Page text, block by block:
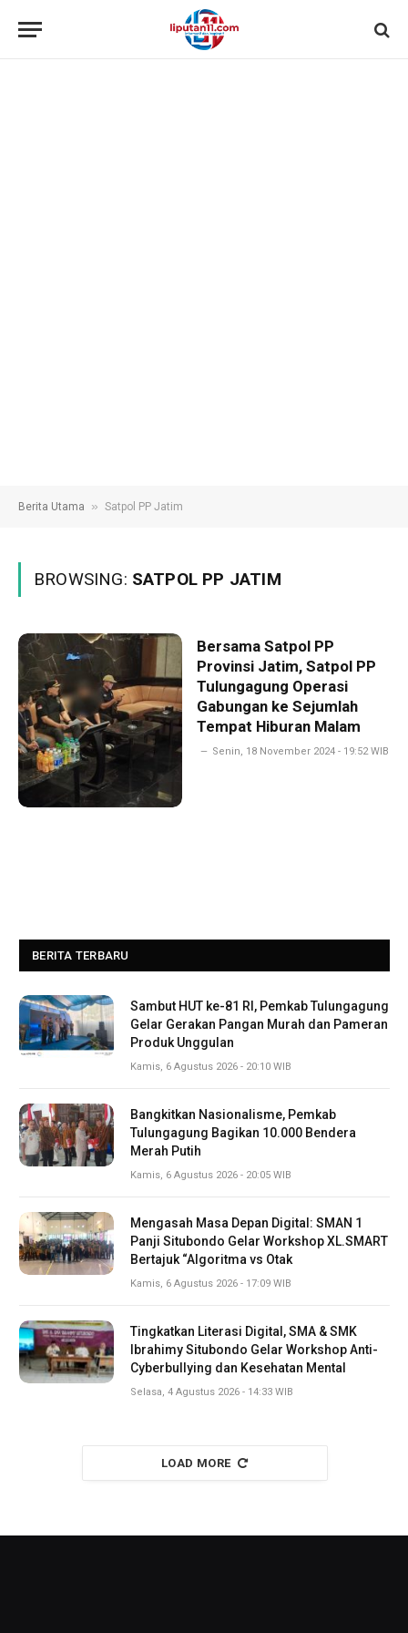
Berita Utama » Satpol PP Jatim
BROWSING: SATPOL PP JATIM
Bersama Satpol PP
Provinsi Jatim, Satpol PP
Tulungagung Operasi
Gabungan ke Sejumlah
Tempat Hiburan Malam
Senin, 18 November 2024 - 19:52 WIB
BERITA TERBARU
Sambut HUT ke-81 RI, Pemkab Tulungagung
Gelar Gerakan Pangan Murah dan Pameran
Produk Unggulan
Kamis, 6 Agustus 2026 - 20:10 WIB
Bangkitkan Nasionalisme, Pemkab
Tulungagung Bagikan 10.000 Bendera
Merah Putih
Kamis, 6 Agustus 2026 - 20:05 WIB
Mengasah Masa Depan Digital: SMAN 1
Panji Situbondo Gelar Workshop XL.SMART
Bertajuk “Algoritma vs Otak
Kamis, 6 Agustus 2026 - 17:09 WIB
Tingkatkan Literasi Digital, SMA & SMK
Ibrahimy Situbondo Gelar Workshop Anti-
Cyberbullying dan Kesehatan Mental
Selasa, 4 Agustus 2026 - 14:33 WIB
LOAD MORE